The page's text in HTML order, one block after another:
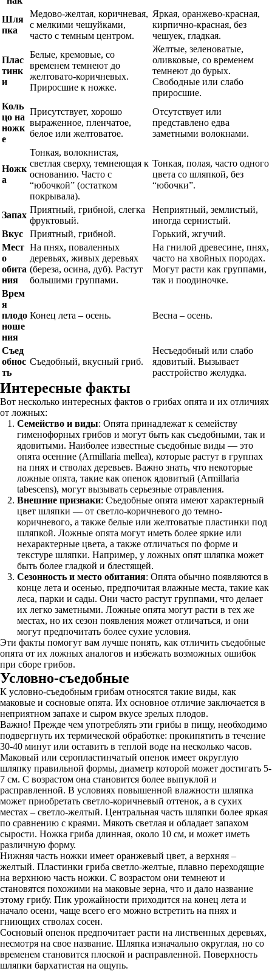
Шля
пка
Медово-желтая, коричневая,
с мелкими чешуйками,
часто с темным центром.
Яркая, оранжево-красная,
кирпично-красная, без
чешуек, гладкая.
Плас
тинк
и
Белые, кремовые, со
временем темнеют до
желтовато-коричневых.
Приросшие к ножке.
Желтые, зеленоватые,
оливковые, со временем
темнеют до бурых.
Свободные или слабо
приросшие.
Коль
цо на
ножк
е
Присутствует, хорошо
выраженное, пленчатое,
белое или желтоватое.
Отсутствует или
представлено едва
заметными волокнами.
Ножк
а
Тонкая, волокнистая,
светлая сверху, темнеющая к
основанию. Часто с
“юбочкой” (остатком
покрывала).
Тонкая, полая, часто одного
цвета со шляпкой, без
“юбочки”.
Запах
Приятный, грибной, слегка
фруктовый.
Неприятный, землистый,
иногда сернистый.
Вкус
Приятный, грибной.
Горький, жгучий.
Мест
о
обита
ния
На пнях, поваленных
деревьях, живых деревьях
(береза, осина, дуб). Растут
большими группами.
На гнилой древесине, пнях,
часто на хвойных породах.
Могут расти как группами,
так и поодиночке.
Врем
я
плодо
ноше
ния
Конец лета – осень. Весна – осень.
Съед
обнос
ть
Съедобный, вкусный гриб.
Несъедобный или слабо
ядовитый. Вызывает
расстройство желудка.
Интересные факты
Вот несколько интересных фактов о грибах опята и их отличиях
от ложных:
Семейство и виды: Опята принадлежат к семейству
гименофорных грибов и могут быть как съедобными, так и
ядовитыми. Наиболее известные съедобные виды — это
опята осенние (Armillaria mellea), которые растут в группах
на пнях и стволах деревьев. Важно знать, что некоторые
ложные опята, такие как опенок ядовитый (Armillaria
tabescens), могут вызывать серьезные отравления.
Внешние признаки: Съедобные опята имеют характерный
цвет шляпки — от светло-коричневого до темно-
коричневого, а также белые или желтоватые пластинки под
шляпкой. Ложные опята могут иметь более яркие или
нехарактерные цвета, а также отличаться по форме и
текстуре шляпки. Например, у ложных опят шляпка может
быть более гладкой и блестящей.
Сезонность и место обитания: Опята обычно появляются в
конце лета и осенью, предпочитая влажные места, такие как
леса, парки и сады. Они часто растут группами, что делает
их легко заметными. Ложные опята могут расти в тех же
местах, но их сезон появления может отличаться, и они
могут предпочитать более сухие условия.
Эти факты помогут вам лучше понять, как отличить съедобные
опята от их ложных аналогов и избежать возможных ошибок
при сборе грибов.
Условно-съедобные
К условно-съедобным грибам относятся такие виды, как
маковые и сосновые опята. Их основное отличие заключается в
неприятном запахе и сыром вкусе зрелых плодов.
Важно! Прежде чем употреблять эти грибы в пищу, необходимо
подвергнуть их термической обработке: прокипятить в течение
30-40 минут или оставить в теплой воде на несколько часов.
Маковый или серопластинчатый опенок имеет округлую
шляпку правильной формы, диаметр которой может достигать 5-
7 см. С возрастом она становится более выпуклой и
расправленной. В условиях повышенной влажности шляпка
может приобретать светло-коричневый оттенок, а в сухих
местах – светло-желтый. Центральная часть шляпки более яркая
по сравнению с краями. Мякоть светлая и обладает запахом
сырости. Ножка гриба длинная, около 10 см, и может иметь
различную форму.
Нижняя часть ножки имеет оранжевый цвет, а верхняя –
желтый. Пластинки гриба светло-желтые, плавно переходящие
на верхнюю часть ножки. С возрастом они темнеют и
становятся похожими на маковые зерна, что и дало название
этому грибу. Пик урожайности приходится на конец лета и
начало осени, чаще всего его можно встретить на пнях и
гниющих стволах сосен.
Сосновый опенок предпочитает расти на лиственных деревьях,
несмотря на свое название. Шляпка изначально округлая, но со
временем становится плоской и расправленной. Поверхность
шляпки бархатистая на ощупь.